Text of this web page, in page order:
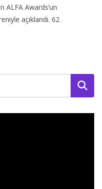
ALFA Awards’un
açıklandı. 62
Ara